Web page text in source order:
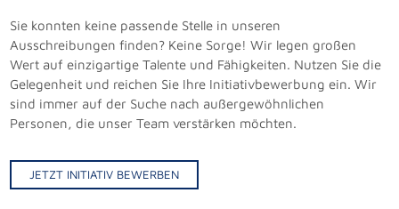
Sie konnten keine passende Stelle in unseren
Ausschreibungen finden? Keine Sorge! Wir legen großen
Wert auf einzigartige Talente und Fähigkeiten. Nutzen Sie die
Gelegenheit und reichen Sie Ihre Initiativbewerbung ein. Wir
sind immer auf der Suche nach außergewöhnlichen
Personen, die unser Team verstärken möchten.
JETZT INITIATIV BEWERBEN